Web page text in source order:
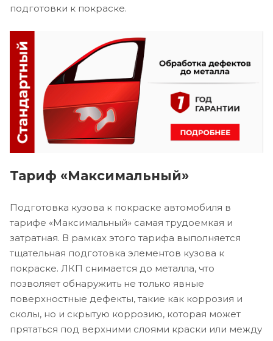
подготовки к покраске.
Тариф «Максимальный»
Подготовка кузова к покраске автомобиля в
тарифе «Максимальный» самая трудоемкая и
затратная. В рамках этого тарифа выполняется
тщательная подготовка элементов кузова к
покраске. ЛКП снимается до металла, что
позволяет обнаружить не только явные
поверхностные дефекты, такие как коррозия и
сколы, но и скрытую коррозию, которая может
прятаться под верхними слоями краски или между